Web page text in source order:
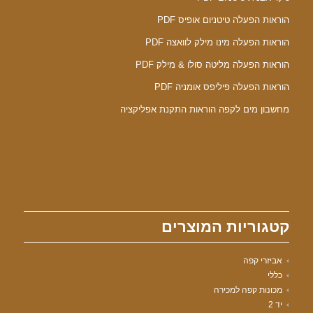
הוראות הפעלה טיטניום אופיס PDF
הוראות הפעלה מינו מילק לוואצה PDF
הוראות הפעלה מליטה סולו & מילק PDF
הוראות הפעלה פיליפס אומניה PDF
מחשבון מים לקפה הוראות התקנת אפליקציה
קטגוריות המוצרים
אביזרי קפה
כללי
מכונות קפה למכירה
יד 2